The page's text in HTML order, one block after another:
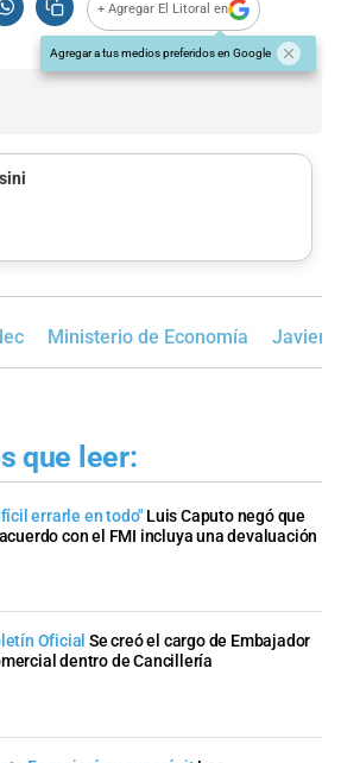
+ Agregar El Litoral en
Agregar a tus medios preferidos en Google
Ministerio de Economía Javier
que leer:
errarle en todo" Luis Caputo negó que
con el FMI incluya una devaluación
Oficial Se creó el cargo de Embajador
dentro de Cancillería